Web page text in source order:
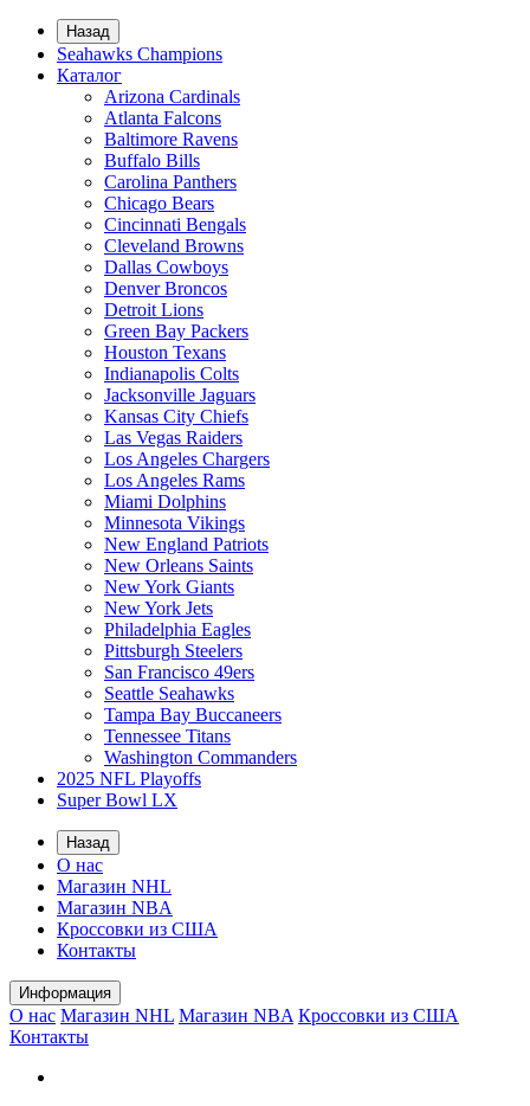
Назад
Seahawks Champions
Каталог
Arizona Cardinals
Atlanta Falcons
Baltimore Ravens
Buffalo Bills
Carolina Panthers
Chicago Bears
Cincinnati Bengals
Cleveland Browns
Dallas Cowboys
Denver Broncos
Detroit Lions
Green Bay Packers
Houston Texans
Indianapolis Colts
Jacksonville Jaguars
Kansas City Chiefs
Las Vegas Raiders
Los Angeles Chargers
Los Angeles Rams
Miami Dolphins
Minnesota Vikings
New England Patriots
New Orleans Saints
New York Giants
New York Jets
Philadelphia Eagles
Pittsburgh Steelers
San Francisco 49ers
Seattle Seahawks
Tampa Bay Buccaneers
Tennessee Titans
Washington Commanders
2025 NFL Playoffs
Super Bowl LX
Назад
О нас
Магазин NHL
Магазин NBA
Кроссовки из США
Контакты
Информация
О нас Магазин NHL Магазин NBA Кроссовки из США
Контакты